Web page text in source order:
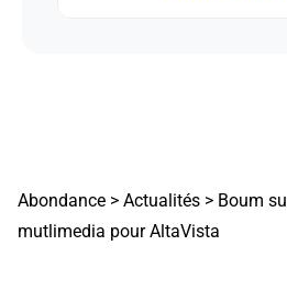
Abondance > Actualités > Boum
mutlimedia pour AltaVista